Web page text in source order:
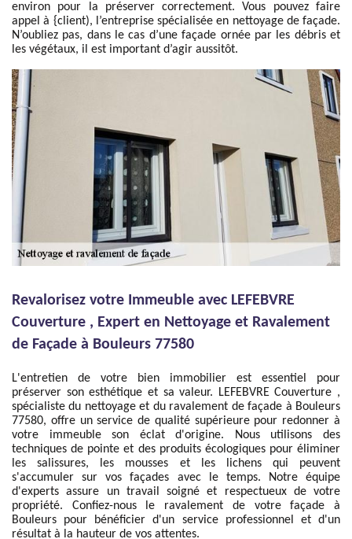
environ pour la préserver correctement. Vous pouvez faire
appel à {client), l’entreprise spécialisée en nettoyage de façade.
N’oubliez pas, dans le cas d’une façade ornée par les débris et
les végétaux, il est important d’agir aussitôt.
Revalorisez votre Immeuble avec LEFEBVRE
Couverture , Expert en Nettoyage et Ravalement
de Façade à Bouleurs 77580
L'entretien de votre bien immobilier est essentiel pour
préserver son esthétique et sa valeur. LEFEBVRE Couverture ,
spécialiste du nettoyage et du ravalement de façade à Bouleurs
77580, offre un service de qualité supérieure pour redonner à
votre immeuble son éclat d'origine. Nous utilisons des
techniques de pointe et des produits écologiques pour éliminer
les salissures, les mousses et les lichens qui peuvent
s'accumuler sur vos façades avec le temps. Notre équipe
d'experts assure un travail soigné et respectueux de votre
propriété. Confiez-nous le ravalement de votre façade à
Bouleurs pour bénéficier d'un service professionnel et d'un
résultat à la hauteur de vos attentes.